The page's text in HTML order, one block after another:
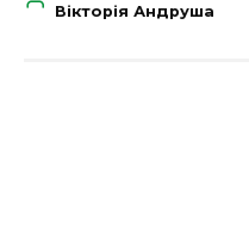
Вікторія Андруша